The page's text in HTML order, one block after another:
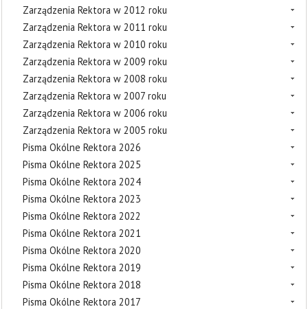
Zarządzenia Rektora w 2012 roku
Zarządzenia Rektora w 2011 roku
Zarządzenia Rektora w 2010 roku
Zarządzenia Rektora w 2009 roku
Zarządzenia Rektora w 2008 roku
Zarządzenia Rektora w 2007 roku
Zarządzenia Rektora w 2006 roku
Zarządzenia Rektora w 2005 roku
Pisma Okólne Rektora 2026
Pisma Okólne Rektora 2025
Pisma Okólne Rektora 2024
Pisma Okólne Rektora 2023
Pisma Okólne Rektora 2022
Pisma Okólne Rektora 2021
Pisma Okólne Rektora 2020
Pisma Okólne Rektora 2019
Pisma Okólne Rektora 2018
Pisma Okólne Rektora 2017